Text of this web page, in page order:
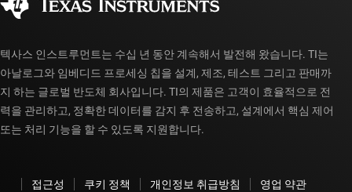
myTI 계정 FAQ
텍사스 인스트루먼트는 수십 년 동안 계속해서 발전해 왔습니다. TI는
아날로그와 임베디드 프로세싱 칩을 설계, 제조, 테스트 그리고 판매까
지 하는 글로벌 반도체 회사입니다. TI의 제품은 고객이 효율적으로 전
력을 관리하고, 정확한 데이터를 감지 후 전송하고, 설계에서 핵심 제어
또는 처리 기능을 할 수 있도록 지원합니다.
접근성 쿠키 정책 개인정보 취급방침
영업 약관